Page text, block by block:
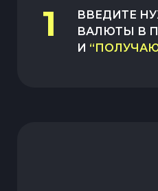
1
ВВЕДИТЕ
ВАЛЮТЫ В
И